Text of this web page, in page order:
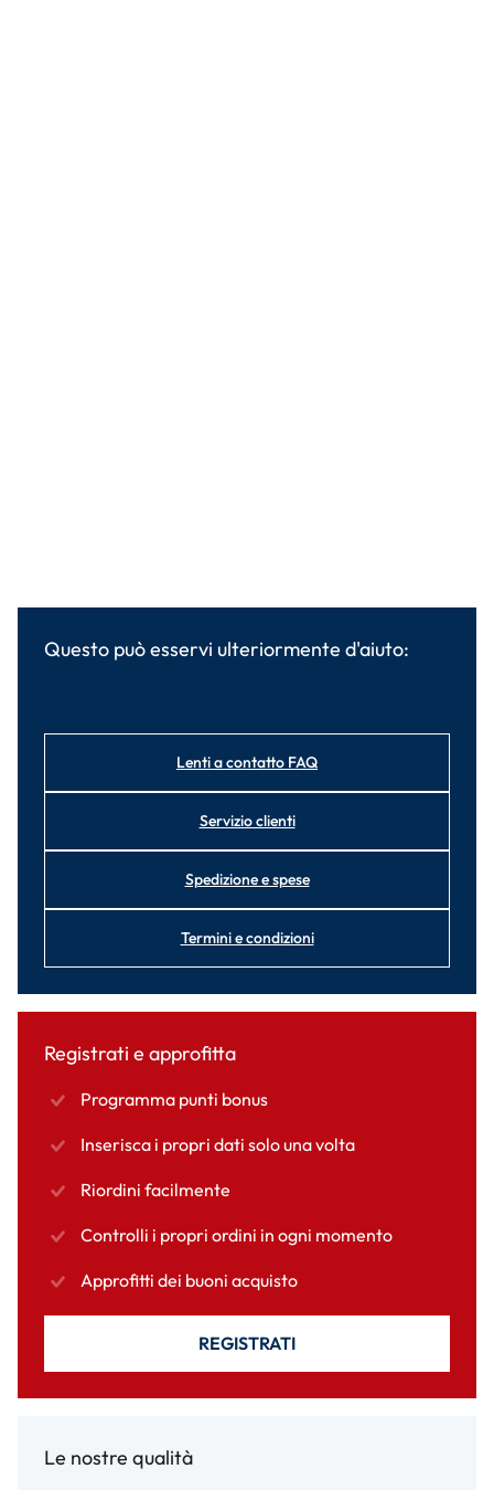
Questo può esservi ulteriormente d'aiuto:
Lenti a contatto FAQ
Servizio clienti
Spedizione e spese
Termini e condizioni
Registrati e approfitta
Programma punti bonus
Inserisca i propri dati solo una volta
Riordini facilmente
Controlli i propri ordini in ogni momento
Approfitti dei buoni acquisto
REGISTRATI
Le nostre qualità